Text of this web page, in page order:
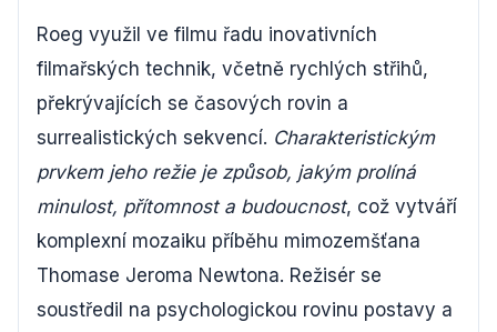
Roeg využil ve filmu řadu inovativních
filmařských technik, včetně rychlých střihů,
překrývajících se časových rovin a
surrealistických sekvencí. Charakteristickým
prvkem jeho režie je způsob, jakým prolíná
minulost, přítomnost a budoucnost, což vytváří
komplexní mozaiku příběhu mimozemšťana
Thomase Jeroma Newtona. Režisér se
soustředil na psychologickou rovinu postavy a